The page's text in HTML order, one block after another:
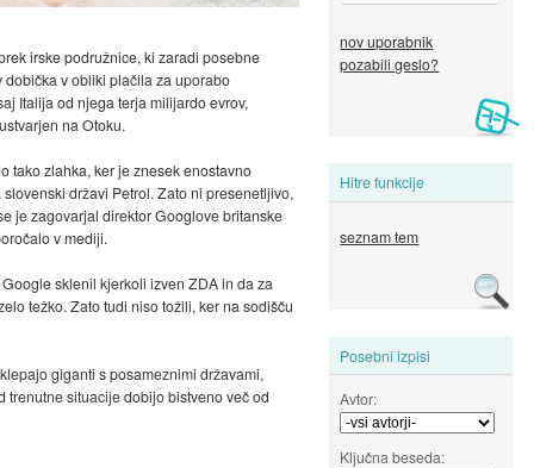
nov uporabnik
pozabili geslo?
Hitre funkcije
seznam tem
Posebni izpisi
Avtor:
Ključna beseda:
irske podružnice, ki zaradi posebne
dobička v obliki plačila za uporabo
Italija od njega terja milijardo evrov,
na Otoku.
tako zlahka, ker je znesek enostavno
državi Petrol. Zato ni presenetljivo,
je zagovarjal direktor Googlove britanske
v mediji.
sklenil kjerkoli izven ZDA in da za
težko. Zato tudi niso tožili, ker na sodišču
giganti s posameznimi državami,
trenutne situacije dobijo bistveno več od